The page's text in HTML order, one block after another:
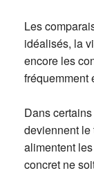
Les
idéalisés, la
encore les
fréquemment
Dans
deviennent le
alimentent
concret ne